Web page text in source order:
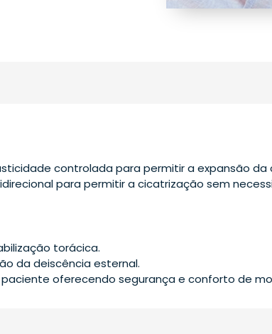
controlada para permitir a expansão
para permitir a cicatrização sem
torácica.
da deiscência esternal.
oferecendo segurança e conforto de